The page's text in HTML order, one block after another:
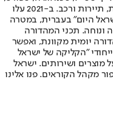
כלכלה וצרכנות, בריאות, חיילים, אוכל, יהדות, תיירות ורכב. ב-2021 עלו
היום" בעברית, במטרה
ונוחה. תכני המהדורה
יומית מקוונת, ואפשר
"הקליקה של ישראל
מוצרים ושירותים. ישראל
מקהל הקוראים. פנו אלינו